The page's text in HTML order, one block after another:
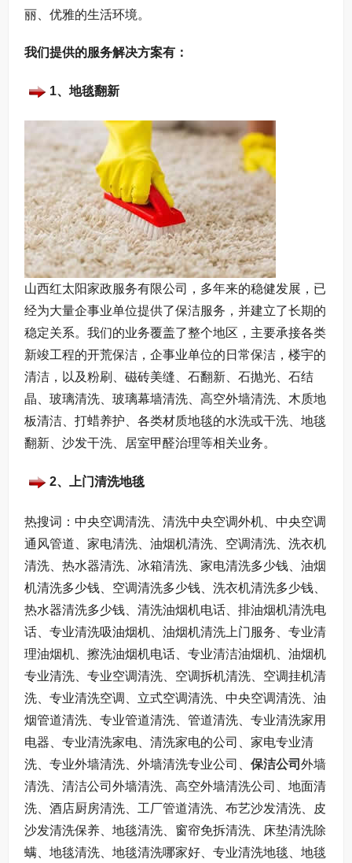
丽、优雅的生活环境。
我们提供的服务解决方案有：
1、地毯翻新
山西红太阳家政服务有限公司，多年来的稳健发展，已
经为大量企事业单位提供了保洁服务，并建立了长期的
稳定关系。我们的业务覆盖了整个地区，主要承接各类
新竣工程的开荒保洁，企事业单位的日常保洁，楼宇的
清洁，以及粉刷、磁砖美缝、石翻新、石抛光、石结
晶、玻璃清洗、玻璃幕墙清洗、高空外墙清洗、木质地
板清洁、打蜡养护、各类材质地毯的水洗或干洗、地毯
翻新、沙发干洗、居室甲醛治理等相关业务。
2、上门清洗地毯
热搜词：中央空调清洗、清洗中央空调外机、中央空调
通风管道、家电清洗、油烟机清洗、空调清洗、洗衣机
清洗、热水器清洗、冰箱清洗、家电清洗多少钱、油烟
机清洗多少钱、空调清洗多少钱、洗衣机清洗多少钱、
热水器清洗多少钱、清洗油烟机电话、排油烟机清洗电
话、专业清洗吸油烟机、油烟机清洗上门服务、专业清
理油烟机、擦洗油烟机电话、专业清洁油烟机、油烟机
专业清洗、专业空调清洗、空调拆机清洗、空调挂机清
洗、专业清洗空调、立式空调清洗、中央空调清洗、油
烟管道清洗、专业管道清洗、管道清洗、专业清洗家用
电器、专业清洗家电、清洗家电的公司、家电专业清
洗、专业外墙清洗、外墙清洗专业公司、 保洁公司 外墙
清洗、清洁公司外墙清洗、高空外墙清洗公司、地面清
洗、酒店厨房清洗、工厂管道清洗、布艺沙发清洗、皮
沙发清洗保养、地毯清洗、窗帘免拆清洗、床垫清洗除
螨、地毯清洗、地毯清洗哪家好、专业清洗地毯、地毯